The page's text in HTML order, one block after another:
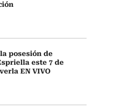
posesión de
este 7 de
EN VIVO